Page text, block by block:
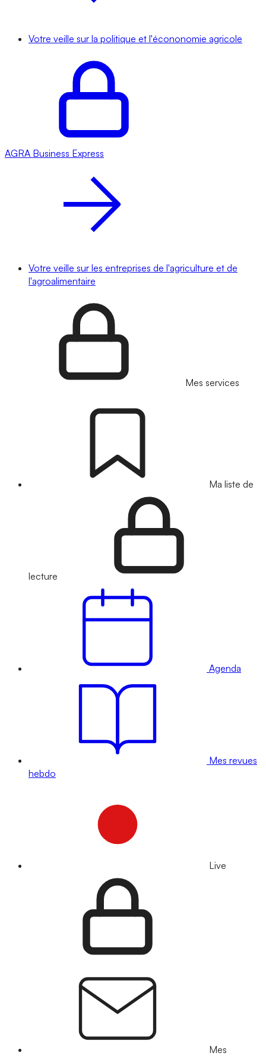
Votre veille sur la politique et l'écononomie agricole
AGRA Business Express
Votre veille sur les entreprises de l'agriculture et de
l'agroalimentaire
Mes services
Ma liste de
lecture
Agenda
Mes revues
hebdo
Live
Mes